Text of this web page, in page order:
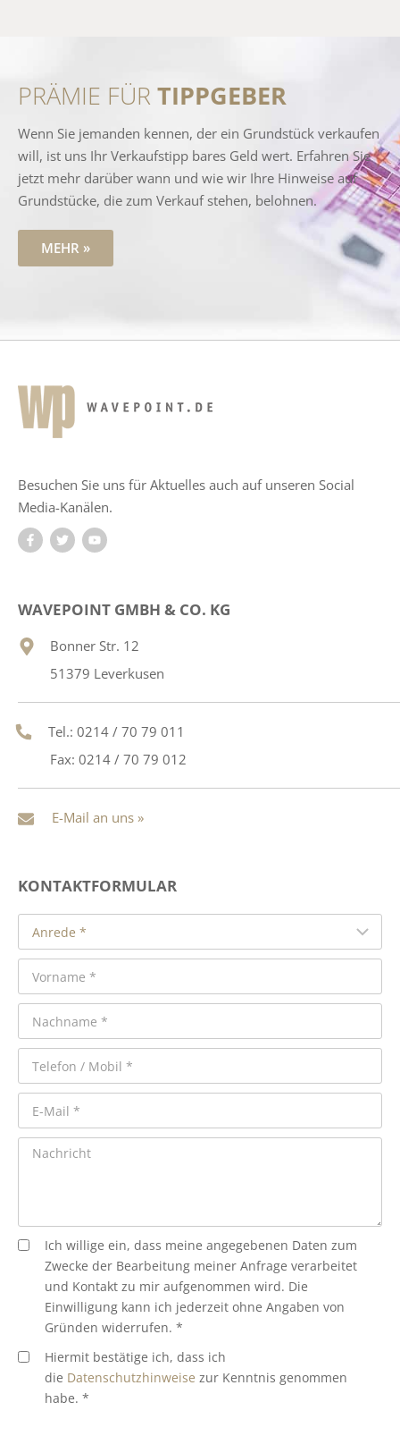
PRÄMIE FÜR TIPPGEBER
Wenn Sie jemanden kennen, der ein Grundstück verkaufen
will, ist uns Ihr Verkaufstipp bares Geld wert. Erfahren Sie
jetzt mehr darüber wann und wie wir Ihre Hinweise auf
Grundstücke, die zum Verkauf stehen, belohnen.
MEHR »
Besuchen Sie uns für Aktuelles auch auf unseren Social
Media-Kanälen.
WAVEPOINT GMBH & CO. KG
Bonner Str. 12
51379 Leverkusen
Tel.: 0214 / 70 79 011
Fax: 0214 / 70 79 012
E-Mail an uns »
KONTAKTFORMULAR
Ich willige ein, dass meine angegebenen Daten zum
Zwecke der Bearbeitung meiner Anfrage verarbeitet
und Kontakt zu mir aufgenommen wird. Die
Einwilligung kann ich jederzeit ohne Angaben von
Gründen widerrufen. *
Hiermit bestätige ich, dass ich
die Datenschutzhinweise zur Kenntnis genommen
habe. *